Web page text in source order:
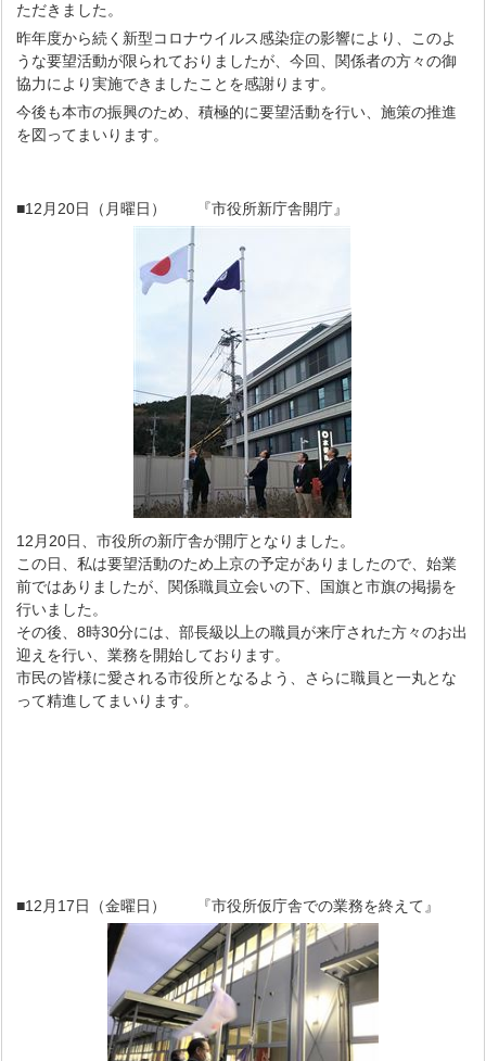
ただきました。
昨年度から続く新型コロナウイルス感染症の影響により、このよ
うな要望活動が限られておりましたが、今回、関係者の方々の御
協力により実施できましたことを感謝ります。
今後も本市の振興のため、積極的に要望活動を行い、施策の推進
を図ってまいります。
■12月20日（月曜日） 『市役所新庁舎開庁』
12月20日、市役所の新庁舎が開庁となりました。
この日、私は要望活動のため上京の予定がありましたので、始業
前ではありましたが、関係職員立会いの下、国旗と市旗の掲揚を
行いました。
その後、8時30分には、部長級以上の職員が来庁された方々のお出
迎えを行い、業務を開始しております。
市民の皆様に愛される市役所となるよう、さらに職員と一丸とな
って精進してまいります。
■12月17日（金曜日） 『市役所仮庁舎での業務を終えて』